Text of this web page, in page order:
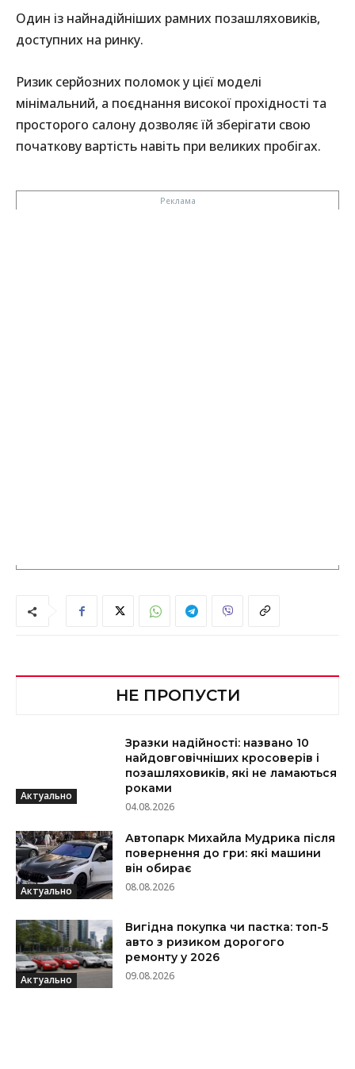
Один із найнадійніших рамних позашляховиків,
доступних на ринку.
Ризик серйозних поломок у цієї моделі
мінімальний, а поєднання високої прохідності та
просторого салону дозволяє їй зберігати свою
початкову вартість навіть при великих пробігах.
НЕ ПРОПУСТИ
Актуально
Зразки надійності: названо 10
найдовговічніших кросоверів і
позашляховиків, які не ламаються
роками
04.08.2026
Актуально
Автопарк Михайла Мудрика після
повернення до гри: які машини
він обирає
08.08.2026
Актуально
Вигідна покупка чи пастка: топ-5
авто з ризиком дорогого
ремонту у 2026
09.08.2026